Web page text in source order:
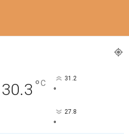
30.3 °C 31.2
°
27.8
°